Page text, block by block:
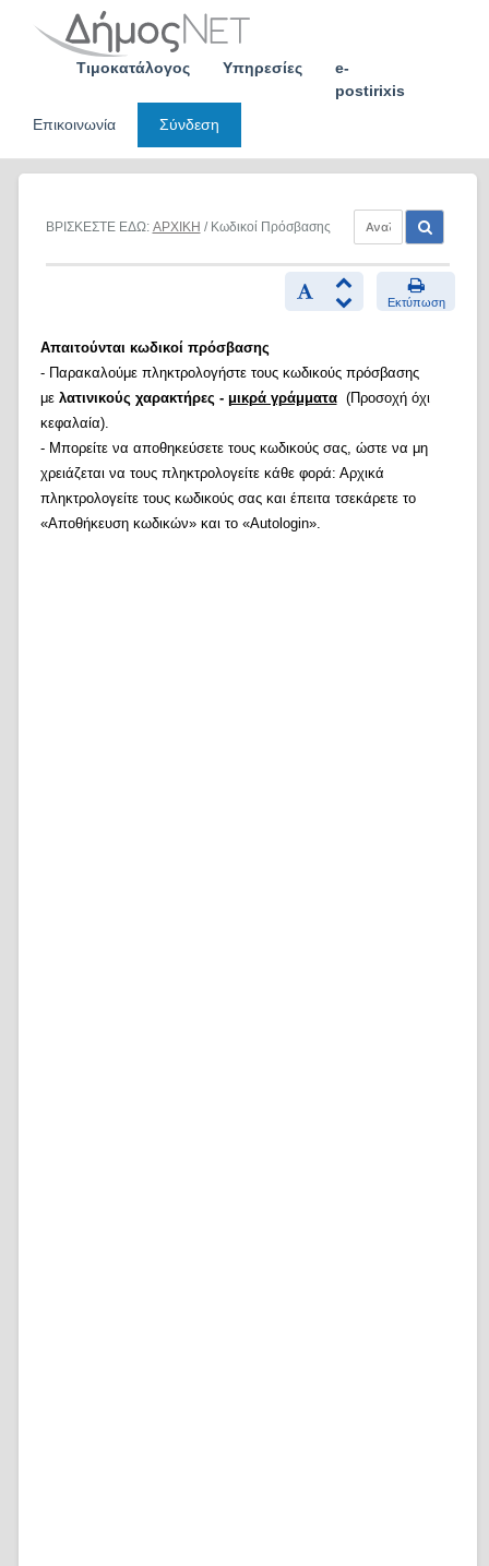
Τιμοκατάλογος Υπηρεσίες
e-
postirixis
Επικοινωνία
Σύνδεση
ΒΡΙΣΚΕΣΤΕ ΕΔΩ: ΑΡΧΙΚΗ / Κωδικοί Πρόσβασης
Εκτύπωση
Απαιτούνται κωδικοί πρόσβασης
- Παρακαλούμε πληκτρολογήστε τους κωδικούς πρόσβασης
με λατινικούς χαρακτήρες - μικρά γράμματα(Προσοχή όχι
κεφαλαία).
- Μπορείτε να αποθηκεύσετε τους κωδικούς σας, ώστε να μη
χρειάζεται να τους πληκτρολογείτε κάθε φορά: Αρχικά
πληκτρολογείτε τους κωδικούς σας και έπειτα τσεκάρετε το
«Αποθήκευση κωδικών» και το «Autologin».